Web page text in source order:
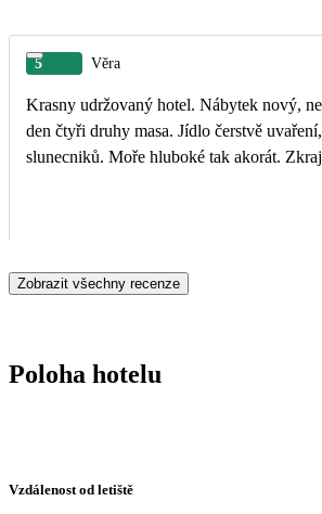
5 Věra
Krasny udržovaný hotel. Nábytek nový,
den čtyři druhy masa. Jídlo čerstvě
slunecniků. Moře hluboké tak akorát.
Zobrazit všechny recenze
Poloha hotelu
Vzdálenost od letiště